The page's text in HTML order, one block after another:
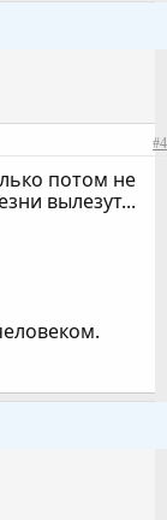
#4
потом не
вылезут...